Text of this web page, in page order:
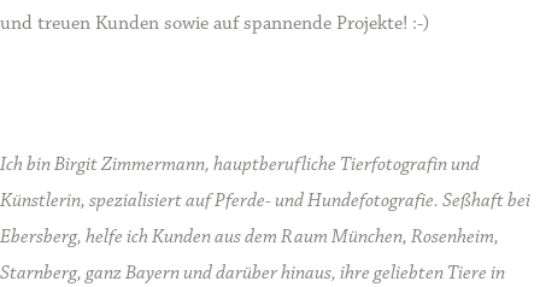
und treuen Kunden sowie auf spannende Projekte! :-)
Ich bin Birgit Zimmermann, hauptberufliche Tierfotografin und
Künstlerin, spezialisiert auf Pferde- und Hundefotografie. Seßhaft bei
Ebersberg, helfe ich Kunden aus dem Raum München, Rosenheim,
Starnberg, ganz Bayern und darüber hinaus, ihre geliebten Tiere in